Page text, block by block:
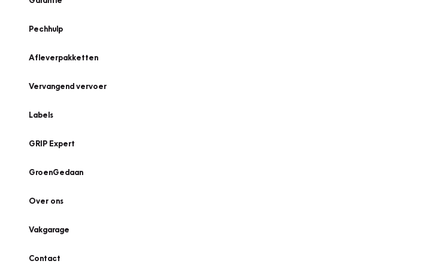
Pechhulp
Afleverpakketten
Vervangend vervoer
Labels
GRIP Expert
GroenGedaan
Over ons
Vakgarage
Contact